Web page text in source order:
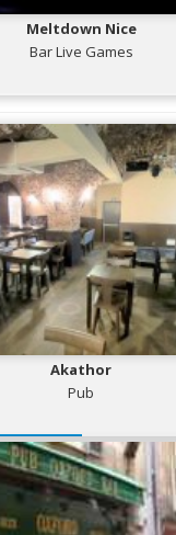
Meltdown Nice
Bar Live Games
Akathor
Pub